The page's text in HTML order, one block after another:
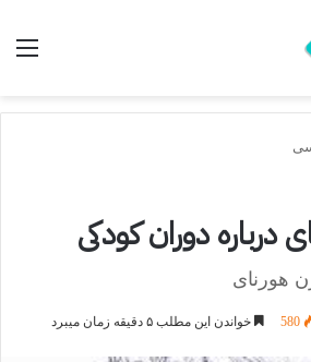
درباره دوران کودکی
هورنای
580 خواندن این مطلب ۵ دقیقه زمان میبرد